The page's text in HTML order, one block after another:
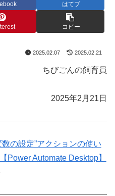
はてブ
コピー
2025.02.07 2025.02.21
ちびごんの飼育員
2025年2月21日
数の設定”アクションの使い
Power Automate Desktop】